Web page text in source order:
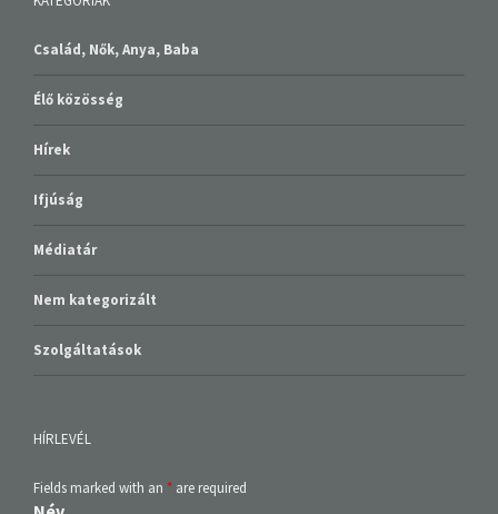
Család, Nők, Anya, Baba
Élő közösség
Hírek
Ifjúság
Médiatár
Nem kategorizált
Szolgáltatások
HÍRLEVÉL
Fields marked with an * are required